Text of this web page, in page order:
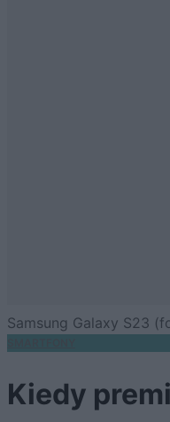
Samsung Galaxy S23
Kiedy